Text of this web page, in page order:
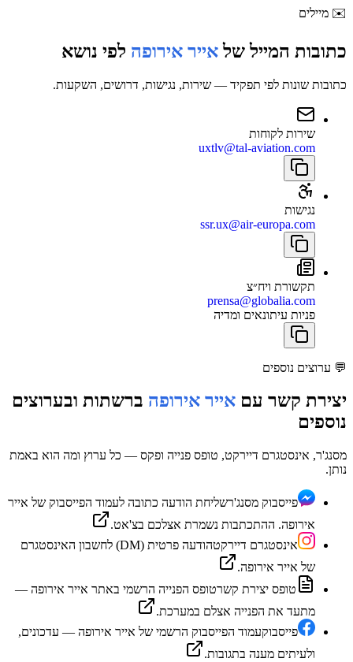
✉️ מיילים
כתובות המייל שלאייר אירופה לפי נושא
כתובות שונות לפי תפקיד — שירות, נגישות, דרושים, השקעות.
שירות לקוחות
uxtlv@tal-aviation.com
נגישות
ssr.ux@air-europa.com
תקשורת ויח״צ
prensa@globalia.com
פניות עיתונאים ומדיה
💬 ערוצים נוספים
יצירת קשר עם אייר אירופה ברשתות ובערוצים
נוספים
מסנג'ר, אינסטגרם דיירקט, טופס פנייה ופקס — כל ערוץ ומה הוא באמת
נותן.
פייסבוק מסנג'רשליחת הודעה כתובה לעמוד הפייסבוק של אייר
אירופה. ההתכתבות נשמרת אצלכם בצ'אט.
אינסטגרם דיירקט
הודעה פרטית (DM) לחשבון האינסטגרם
של אייר אירופה.
טופס יצירת קשרטופס הפנייה הרשמי באתר אייר אירופה —
מתעד את הפנייה אצלם במערכת.
פייסבוקעמוד הפייסבוק הרשמי של אייר אירופה — עדכונים,
ולעיתים מענה בתגובות.